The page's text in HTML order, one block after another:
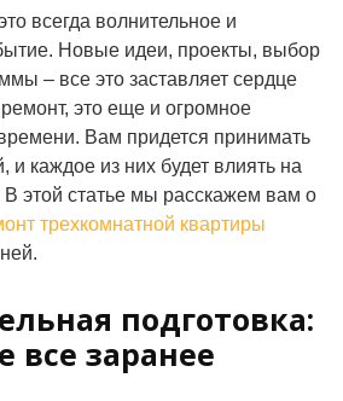
всегда волнительное и
Новые идеи, проекты, выбор
– все это заставляет сердце
это еще и огромное
Вам придется принимать
каждое из них будет влиять на
В этой статье мы расскажем вам о
трехкомнатной квартиры
подготовка:
все заранее